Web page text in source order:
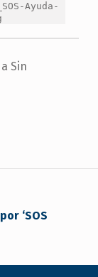
Ayuda-
Sin
‘SOS